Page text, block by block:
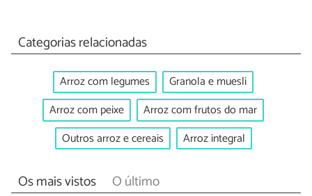
Categorias relacionadas
Arroz com legumes
Granola e muesli
Arroz com peixe
Arroz com frutos do mar
Outros arroz e cereais
Arroz integral
Os mais vistos O último